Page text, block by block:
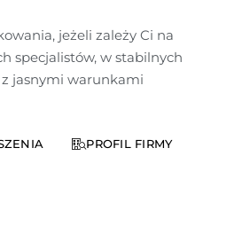
jeżeli zależy Ci na
specjalistów, w stabilnych
jasnymi warunkami
PROFIL FIRMY